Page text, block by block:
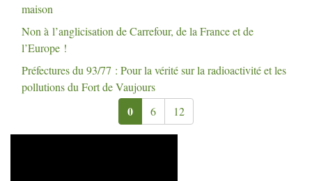
maison
Non à l’anglicisation de Carrefour, de la France et de
l’Europe !
Préfectures du 93/77 : Pour la vérité sur la radioactivité et les
pollutions du Fort de Vaujours
0 6 12